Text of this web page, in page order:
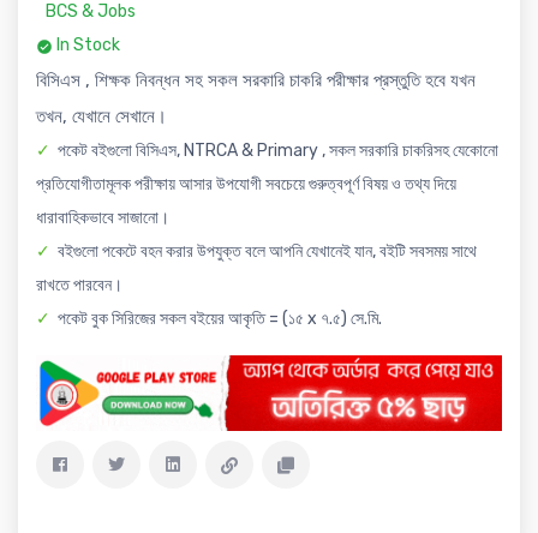
BCS & Jobs
In Stock
বিসিএস , শিক্ষক নিবন্ধন সহ সকল সরকারি চাকরি পরীক্ষার প্রস্তুতি হবে যখন
তখন, যেখানে সেখানে।
পকেট বইগুলো বিসিএস, NTRCA & Primary , সকল সরকারি চাকরিসহ যেকোনো
প্রতিযোগীতামূলক পরীক্ষায় আসার উপযোগী সবচেয়ে গুরুত্বপূর্ণ বিষয় ও তথ্য দিয়ে
ধারাবাহিকভাবে সাজানো।
বইগুলো পকেটে বহন করার উপযুক্ত বলে আপনি যেখানেই যান, বইটি সবসময় সাথে
রাখতে পারবেন।
পকেট বুক সিরিজের সকল বইয়ের আকৃতি = (১৫ x ৭.৫) সে.মি.